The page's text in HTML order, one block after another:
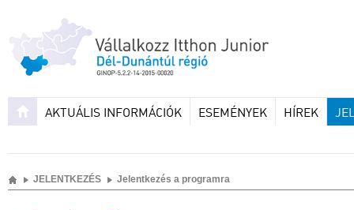
AKTUÁLIS INFORMÁCIÓK ESEMÉNYEK HÍREK
JELENTKEZÉS Jelentkezés a programra